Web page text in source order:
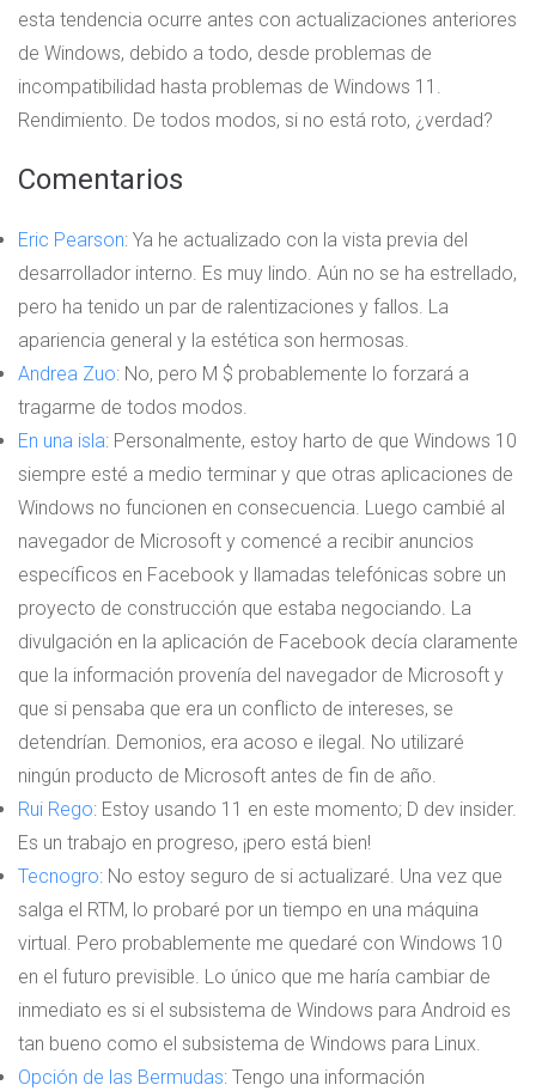
esta tendencia ocurre antes con actualizaciones anteriores
de Windows, debido a todo, desde problemas de
incompatibilidad hasta problemas de Windows 11.
Rendimiento. De todos modos, si no está roto, ¿verdad?
Comentarios
Eric Pearson: Ya he actualizado con la vista previa del
desarrollador interno. Es muy lindo. Aún no se ha estrellado,
pero ha tenido un par de ralentizaciones y fallos. La
apariencia general y la estética son hermosas.
Andrea Zuo: No, pero M $ probablemente lo forzará a
tragarme de todos modos.
En una isla: Personalmente, estoy harto de que Windows 10
siempre esté a medio terminar y que otras aplicaciones de
Windows no funcionen en consecuencia. Luego cambié al
navegador de Microsoft y comencé a recibir anuncios
específicos en Facebook y llamadas telefónicas sobre un
proyecto de construcción que estaba negociando. La
divulgación en la aplicación de Facebook decía claramente
que la información provenía del navegador de Microsoft y
que si pensaba que era un conflicto de intereses, se
detendrían. Demonios, era acoso e ilegal. No utilizaré
ningún producto de Microsoft antes de fin de año.
Rui Rego: Estoy usando 11 en este momento; D dev insider.
Es un trabajo en progreso, ¡pero está bien!
Tecnogro: No estoy seguro de si actualizaré. Una vez que
salga el RTM, lo probaré por un tiempo en una máquina
virtual. Pero probablemente me quedaré con Windows 10
en el futuro previsible. Lo único que me haría cambiar de
inmediato es si el subsistema de Windows para Android es
tan bueno como el subsistema de Windows para Linux.
Opción de las Bermudas: Tengo una información